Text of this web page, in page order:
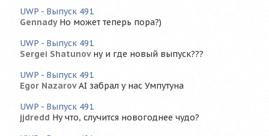
UWP - Выпуск 491
Gennady Но может теперь пора?)
UWP - Выпуск 491
Sergei Shatunov ну и где новый выпуск???
UWP - Выпуск 491
Egor Nazarov AI забрал у нас Умпутуна
UWP - Выпуск 491
jjdredd Ну что, случится новогоднее чудо?